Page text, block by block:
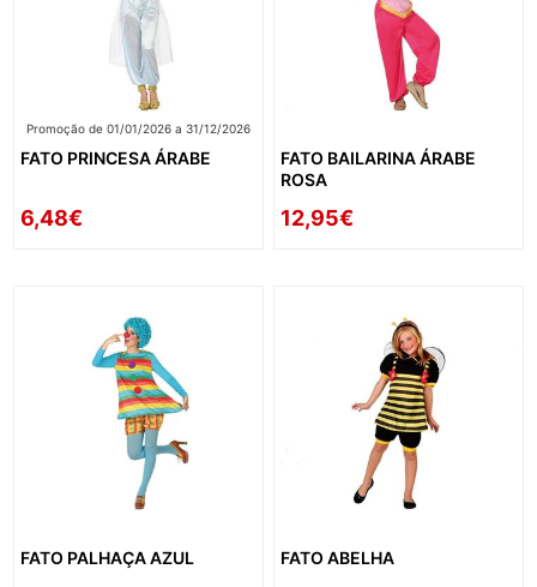
Promoção de 01/01/2026 a 31/12/2026
FATO PRINCESA ÁRABE
6,48€
FATO BAILARINA ÁRABE
ROSA
12,95€
FATO PALHAÇA AZUL FATO ABELHA